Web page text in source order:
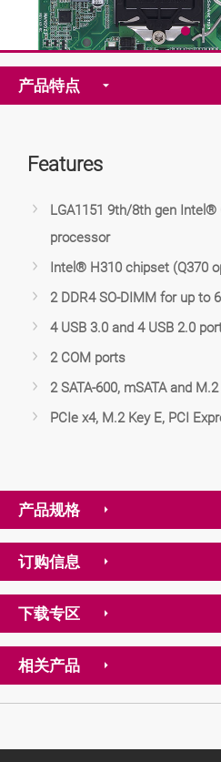
产品特点
Features
LGA1151 9th/8th gen
processor
Intel® H310 chipset (Q370
2 DDR4 SO-DIMM for up to
4 USB 3.0 and 4 USB 2.0
2 COM ports
2 SATA-600, mSATA and
PCIe x4, M.2 Key E, PCI
产品规格
订购信息
下载专区
相关产品